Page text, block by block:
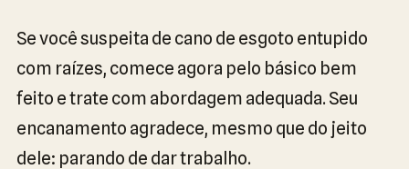
Se você suspeita de cano de esgoto entupido
com raízes, comece agora pelo básico bem
feito e trate com abordagem adequada. Seu
encanamento agradece, mesmo que do jeito
dele: parando de dar trabalho.